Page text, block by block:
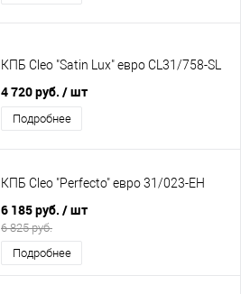
КПБ Cleo "Satin Lux" евро CL31/758-SL
4 720 руб. / шт
Подробнее
КПБ Cleo "Perfecto" евро 31/023-EH
6 185 руб. / шт
6 825 руб.
Подробнее